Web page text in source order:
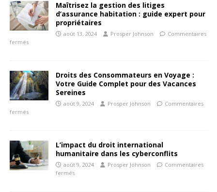
Maîtrisez la gestion des litiges
d’assurance habitation : guide expert pour
propriétaires
août 13, 2024 Prosper Johnson
Commentaires
fermés
Droits des Consommateurs en Voyage :
Votre Guide Complet pour des Vacances
Sereines
août 9, 2024 Prosper Johnson
Commentaires
fermés
L’impact du droit international
humanitaire dans les cyberconflits
août 9, 2024 Prosper Johnson
Commentaires
fermés